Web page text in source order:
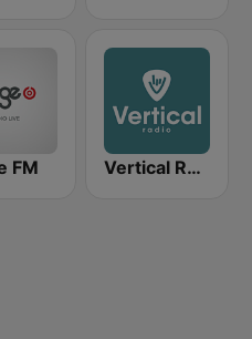
FM Vertical Radio